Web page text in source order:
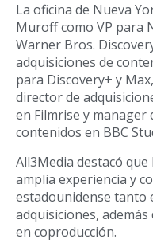
La oficina de Nueva
Muroff como VP para
Warner Bros.
adquisiciones de
para Discovery+ y
director de
en Filmrise y manager
contenidos en BBC
All3Media destacó
amplia experiencia y
estadounidense tanto
adquisiciones,
en coproducción.